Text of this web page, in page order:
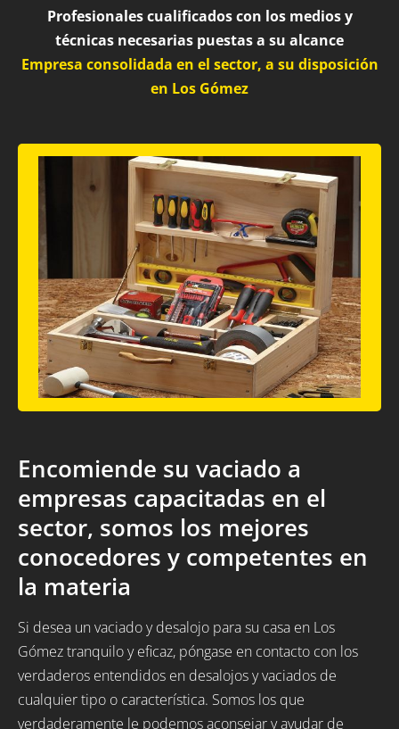
Profesionales cualificados con los medios y
técnicas necesarias puestas a su alcance
Empresa consolidada en el sector, a su disposición
en Los Gómez
Encomiende su vaciado a
empresas capacitadas en el
sector, somos los mejores
conocedores y competentes en
la materia
Si desea un vaciado y desalojo para su casa en Los
Gómez tranquilo y eficaz, póngase en contacto con los
verdaderos entendidos en desalojos y vaciados de
cualquier tipo o característica. Somos los que
verdaderamente le podemos aconsejar y ayudar de